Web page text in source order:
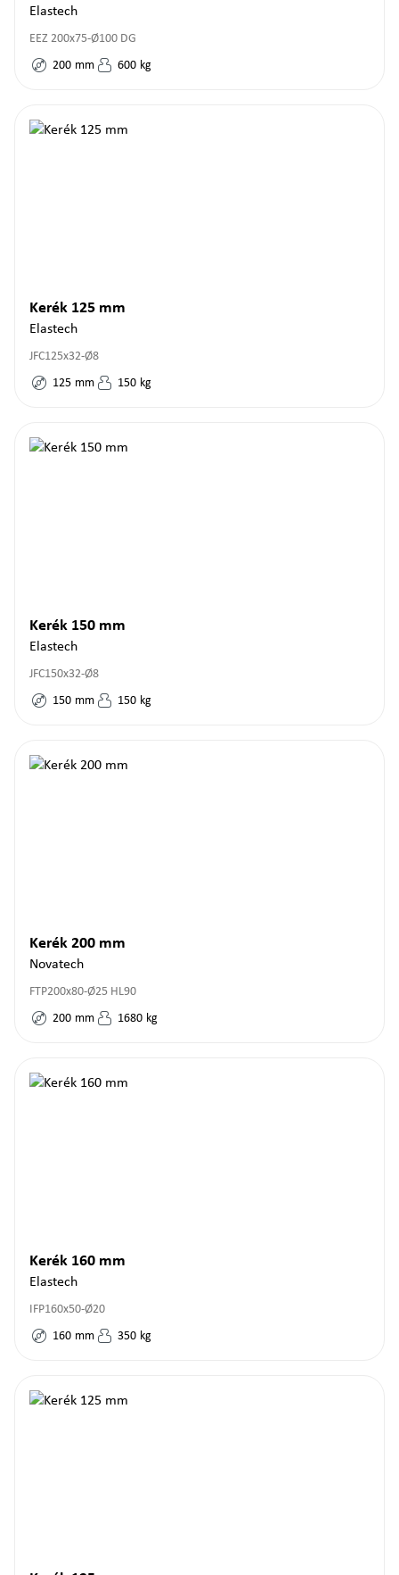
Elastech
EEZ 200x75-Ø100 DG
200 mm 600 kg
Kerék 125 mm
Elastech
JFC125x32-Ø8
125 mm 150 kg
Kerék 150 mm
Elastech
JFC150x32-Ø8
150 mm 150 kg
Kerék 200 mm
Novatech
FTP200x80-Ø25 HL90
200 mm 1680 kg
Kerék 160 mm
Elastech
IFP160x50-Ø20
160 mm 350 kg